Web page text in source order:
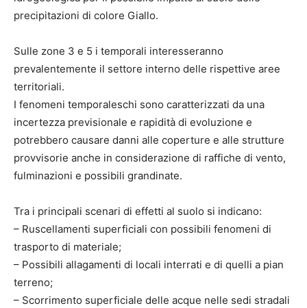
precipitazioni di colore Giallo.
Sulle zone 3 e 5 i temporali interesseranno
prevalentemente il settore interno delle rispettive aree
territoriali.
I fenomeni temporaleschi sono caratterizzati da una
incertezza previsionale e rapidità di evoluzione e
potrebbero causare danni alle coperture e alle strutture
provvisorie anche in considerazione di raffiche di vento,
fulminazioni e possibili grandinate.
Tra i principali scenari di effetti al suolo si indicano:
– Ruscellamenti superficiali con possibili fenomeni di
trasporto di materiale;
– Possibili allagamenti di locali interrati e di quelli a pian
terreno;
– Scorrimento superficiale delle acque nelle sedi stradali